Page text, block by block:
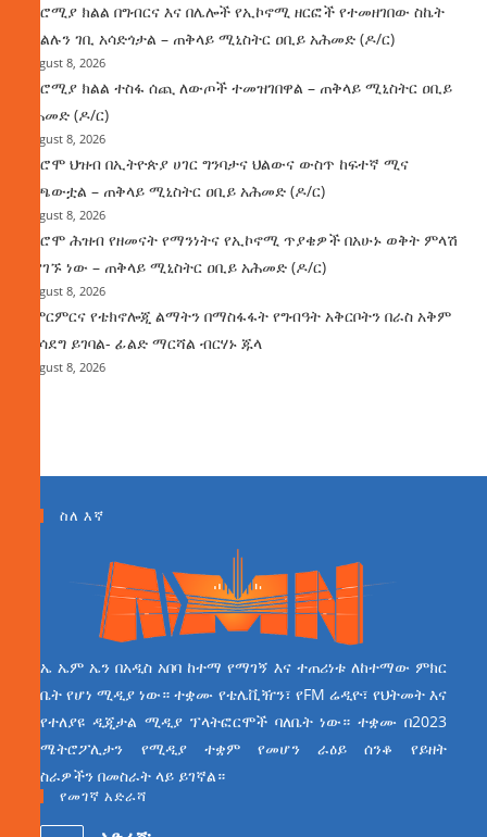
በኦሮሚያ ክልል በግብርና እና በሌሎች የኢኮኖሚ ዘርፎች የተመዘገበው ስኬት
የክልሉን ገቢ አሳድጎታል – ጠቅላይ ሚኒስትር ዐቢይ አሕመድ (ዶ/ር)
August 8, 2026
በኦሮሚያ ክልል ተስፋ ሰጪ ለውጦች ተመዝገበዋል – ጠቅላይ ሚኒስትር ዐቢይ
አሕመድ (ዶ/ር)
August 8, 2026
የኦሮሞ ህዝብ በኢትዮጵያ ሀገር ግንባታና ህልውና ውስጥ ከፍተኛ ሚና
ተጫውቷል – ጠቅላይ ሚኒስትር ዐቢይ አሕመድ (ዶ/ር)
August 8, 2026
የኦሮሞ ሕዝብ የዘመናት የማንነትና የኢኮኖሚ ጥያቄዎች በአሁኑ ወቅት ምላሽ
እያገኙ ነው – ጠቅላይ ሚኒስትር ዐቢይ አሕመድ (ዶ/ር)
August 8, 2026
የምርምርና የቴክኖሎጂ ልማትን በማስፋፋት የግብዓት አቅርቦትን በራስ አቅም
ማሳደግ ይገባል- ፊልድ ማርሻል ብርሃኑ ጁላ
August 8, 2026
ስለ እኛ
ኤ ኤም ኤን በአዲስ አበባ ከተማ የማገኝ እና ተጠሪነቱ ለከተማው ምክር
ቤት የሆነ ሚዲያ ነው። ተቋሙ የቴሌቪዥን፣ የFM ሬዲዮ፣ የህትመት እና
የተለያዩ ዲጂታል ሚዲያ ፕላትፎርሞች ባለቤት ነው። ተቋሙ በ2023
ሜትሮፖሊታን የሚዲያ ተቋም የመሆን ራዕይ ሰንቆ የይዘት
ስራዎችን በመስራት ላይ ይገኛል።
የመገኛ አድራሻ